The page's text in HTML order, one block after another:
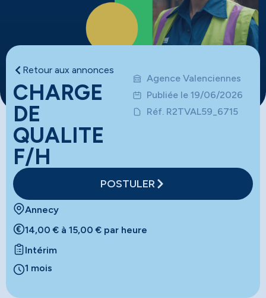
Retour aux annonces
CHARGE
DE
QUALITE
F/H
Agence Valenciennes
Publiée le 19/06/2026
Réf. R2TVAL59_6715
POSTULER
Annecy
14,00 € à 15,00 € par heure
Intérim
1 mois